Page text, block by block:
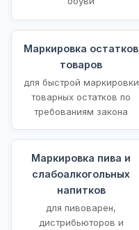
Маркировка остатков
товаров
для быстрой маркировки
товарных остатков по
требованиям закона
Маркировка пива и
слабоалкогольных
напитков
для пивоварен,
дистрибьюторов и